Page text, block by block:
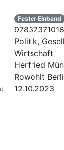
Fester Einband
Politik,
Wirtschaft
Herfried
Rowohlt
12.10.2023